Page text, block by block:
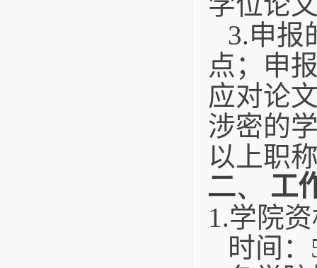
3.申报
点；申
应对论
涉密的
以上职
二、 工
1.学院
时间：